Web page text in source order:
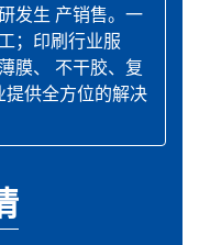
发生 产销售。一
；印刷行业服
膜、 不干胶、复
提供全方位的解决